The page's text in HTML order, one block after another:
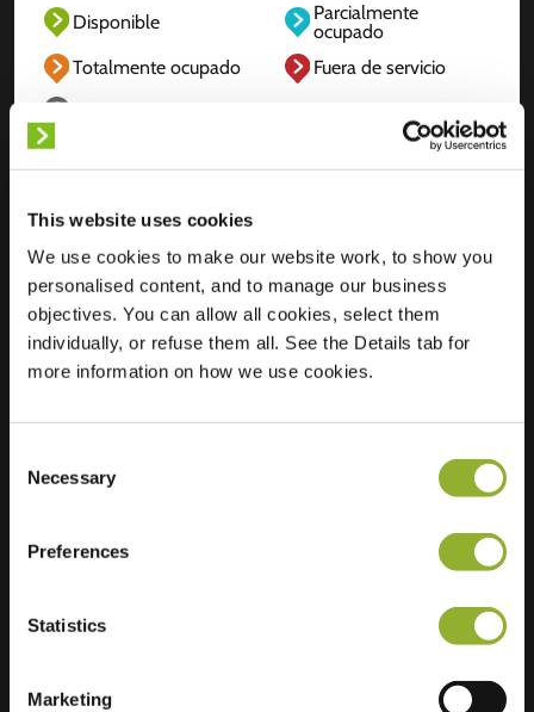
This website uses cookies
We use cookies to make our website work, to show you
personalised content, and to manage our business
objectives. You can allow all cookies, select them
individually, or refuse them all. See the Details tab for
more information on how we use cookies.
Selection
Necessary
Preferences
Statistics
Marketing
Disponible
Parcialmente
ocupado
Totalmente ocupado
Fuera de servicio
Ubicación
Plevierplein 9
7711 LD Nieuwleusen
Países Bajos
Regular Charging 2 of 2 available